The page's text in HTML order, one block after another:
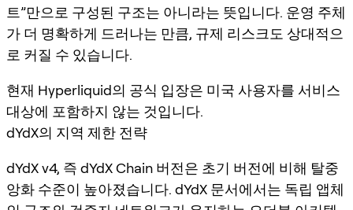
트”만으로 구성된 구조는 아니라는 뜻입니다. 운영 주체
가 더 명확하게 드러나는 만큼, 규제 리스크도 상대적으
로 커질 수 있습니다.
현재 Hyperliquid의 공식 입장은 미국 사용자를 서비스
대상에 포함하지 않는 것입니다.
dYdX의 지역 제한 전략
dYdX v4, 즉 dYdX Chain 버전은 초기 버전에 비해 탈중
앙화 수준이 높아졌습니다. dYdX 문서에서는 독립 앱체